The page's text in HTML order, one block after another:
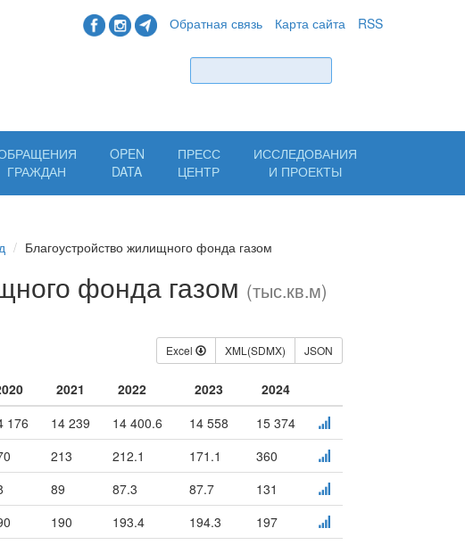
Обратная связь Карта сайта RSS
ГРАЖДАН
OPEN
DATA
ПРЕСС
ЦЕНТР
ИССЛЕДОВАНИЯ
И ПРОЕКТЫ
Благоустройство жилищного фонда газом
фонда газом (тыс.кв.м)
Excel XML(SDMX) JSON
2021 2022 2023
2024
176 14 239 14 400.6 14 558
15 374
213 212.1 171.1
360
89 87.3 87.7
131
190 193.4 194.3
197